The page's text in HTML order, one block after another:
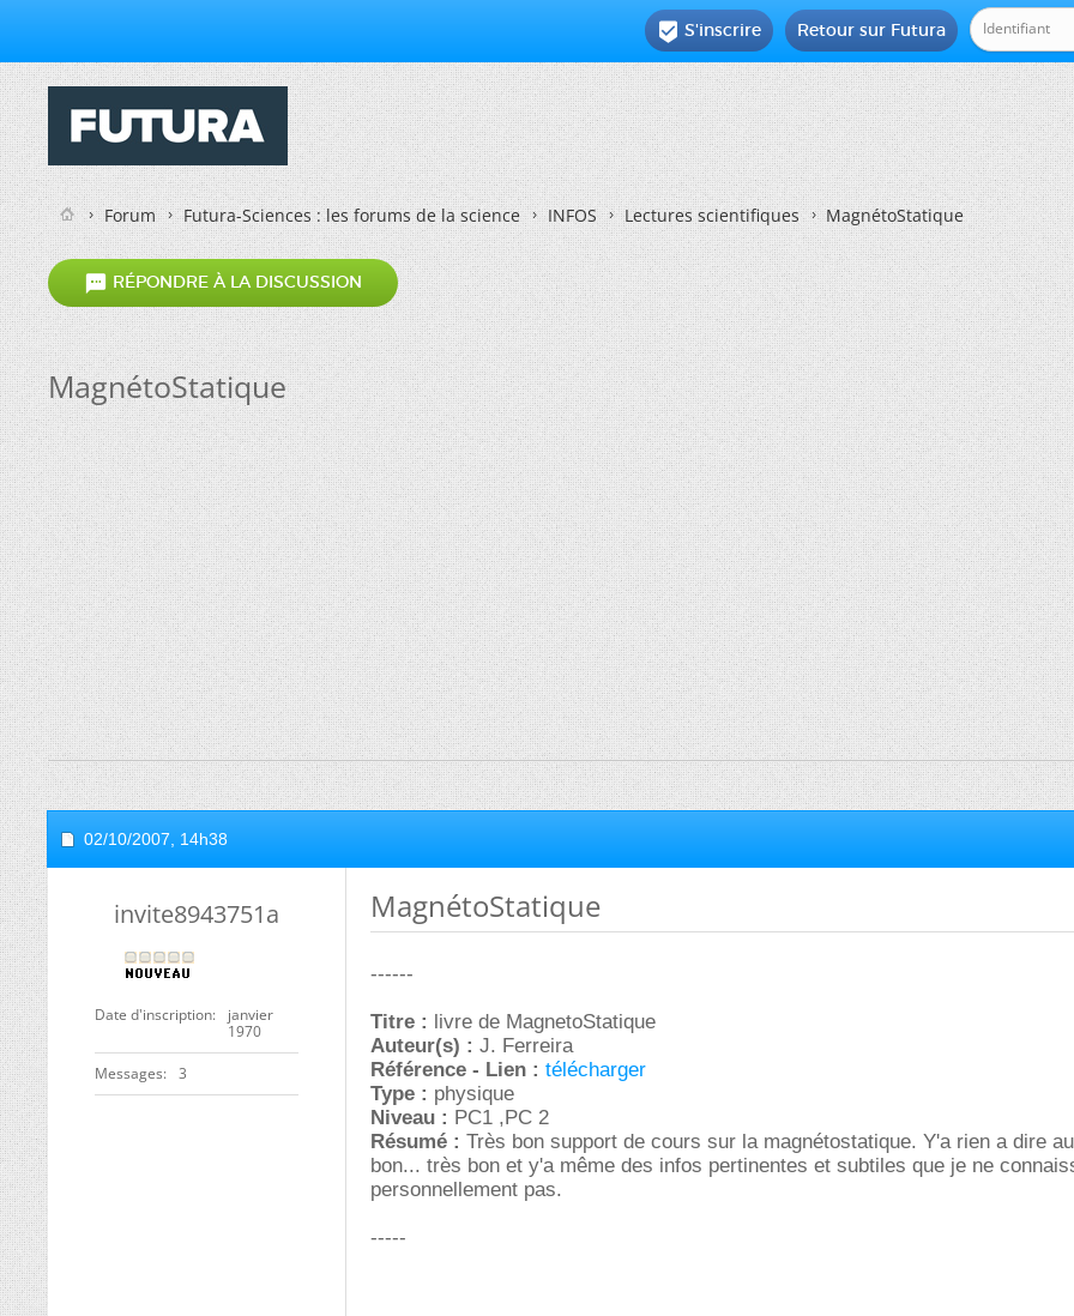
Retour sur Futura
 S'inscrire
Forum Futura-Sciences : les forums de la science INFOS Lectures scientifiques MagnétoStatique
 RÉPONDRE À LA DISCUSSION
MagnétoStatique
02/10/2007, 14h38
invite8943751a
Date d'inscription
janvier
1970
Messages 3
MagnétoStatique
------
Titre : livre de MagnetoStatique
Auteur(s) : J. Ferreira
Référence - Lien : télécharger
Type : physique
Niveau : PC1 ,PC 2
Résumé : Très bon support de cours sur la magnétostatique. Y'a rien a dire
bon... très bon et y'a même des infos pertinentes et subtiles que je ne
personnellement pas.
-----